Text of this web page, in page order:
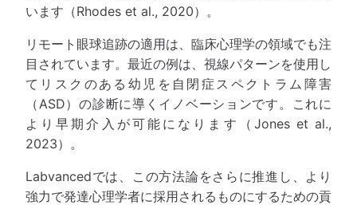
います（Rhodes et al., 2020）。
リモート眼球追跡の適用は、臨床心理学の領域でも注
目されています。最近の例は、視線パターンを使用し
てリスクのある幼児を自閉症スペクトラム障害
（ASD）の診断に導くイノベーションです。これに
より早期介入が可能になります（Jones et al.,
2023）。
Labvancedでは、この方法論をさらに推進し、より
強力で発達心理学者に採用されるものにするための貢